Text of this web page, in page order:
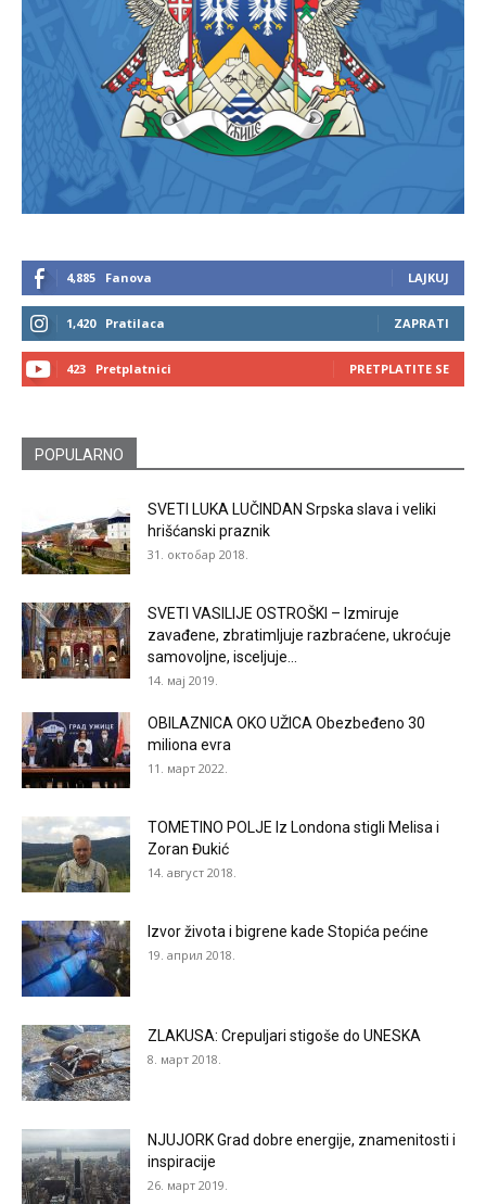
4,885 Fanova LAJKUJ
1,420 Pratilaca ZAPRATI
423 Pretplatnici PRETPLATITE SE
POPULARNO
SVETI LUKA LUČINDAN Srpska slava i veliki
hrišćanski praznik
31. октобар 2018.
SVETI VASILIJE OSTROŠKI – Izmiruje
zavađene, zbratimljuje razbraćene, ukroćuje
samovoljne, isceljuje...
14. мај 2019.
OBILAZNICA OKO UŽICA Obezbeđeno 30
miliona evra
11. март 2022.
TOMETINO POLJE Iz Londona stigli Melisa i
Zoran Đukić
14. август 2018.
Izvor života i bigrene kade Stopića pećine
19. април 2018.
ZLAKUSA: Crepuljari stigoše do UNESKA
8. март 2018.
NJUJORK Grad dobre energije, znamenitosti i
inspiracije
26. март 2019.